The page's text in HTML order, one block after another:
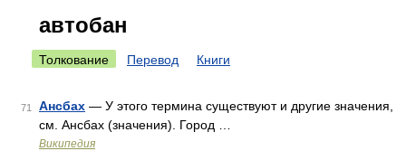
автобан
Толкование Перевод Книги
71 Ансбах — У этого термина существуют и другие значения,
см. Ансбах (значения). Город …
Википедия